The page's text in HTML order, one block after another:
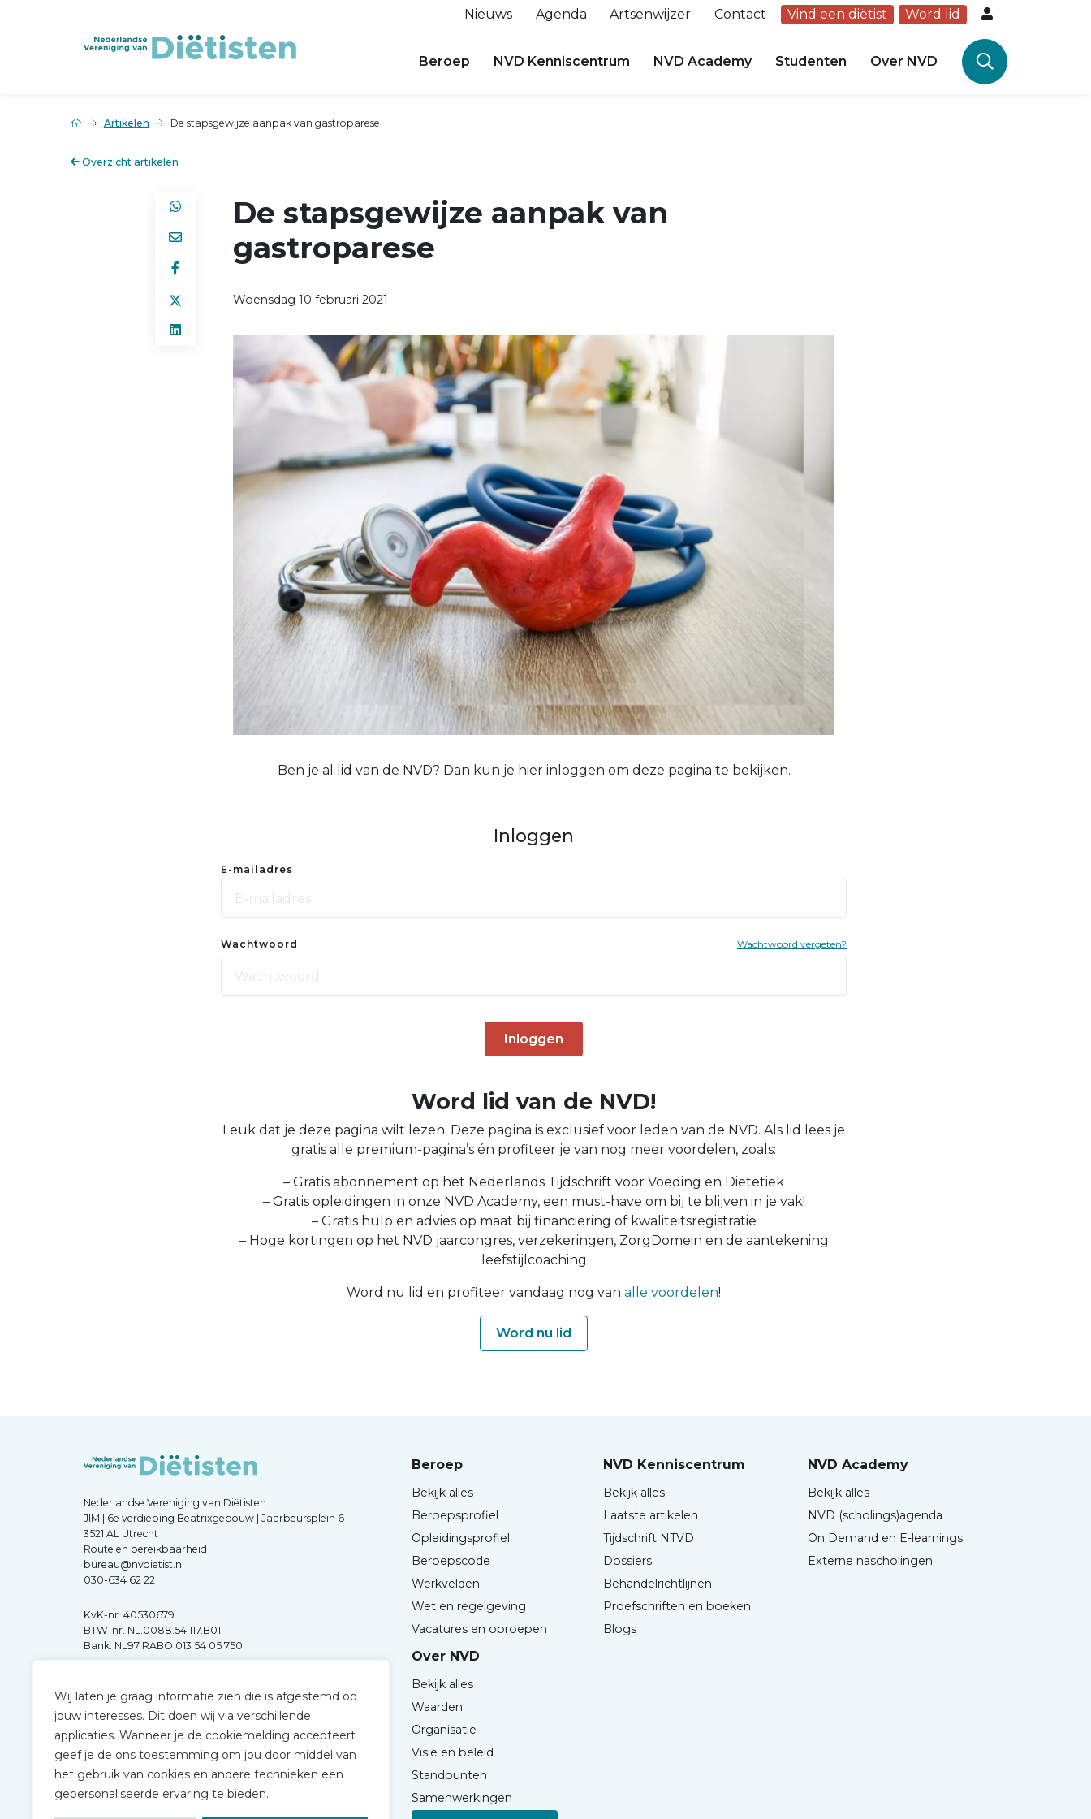
Wij laten je graag informatie zien die is afgestemd op
jouw interesses. Dit doen wij via verschillende
applicaties. Wanneer je de cookiemelding accepteert
geef je de ons toestemming om jou door middel van
het gebruik van cookies en andere technieken een
gepersonaliseerde ervaring te bieden.
Nieuws Agenda Artsenwijzer Contact Vind een diëtist Word lid
Beroep NVD Kenniscentrum NVD Academy Studenten Over NVD
Artikelen De stapsgewijze aanpak van gastroparese
Overzicht artikelen
De stapsgewijze aanpak van
gastroparese
Woensdag 10 februari 2021
Ben je al lid van de NVD? Dan kun je hier inloggen om deze pagina te bekijken.
Inloggen
E-mailadres
Wachtwoord Wachtwoord vergeten?
Inloggen
Word lid van de NVD!
Leuk dat je deze pagina wilt lezen. Deze pagina is exclusief voor leden van de NVD. Als lid lees je
gratis alle premium-pagina’s én profiteer je van nog meer voordelen, zoals:
– Gratis abonnement op het Nederlands Tijdschrift voor Voeding en Diëtetiek
– Gratis opleidingen in onze NVD Academy, een must-have om bij te blijven in je vak!
– Gratis hulp en advies op maat bij financiering of kwaliteitsregistratie
– Hoge kortingen op het NVD jaarcongres, verzekeringen, ZorgDomein en de aantekening
leefstijlcoaching
Word nu lid en profiteer vandaag nog van alle voordelen!
Word nu lid
Nederlandse Vereniging van Diëtisten
JIM | 6e verdieping Beatrixgebouw | Jaarbeursplein 6
3521 AL Utrecht
Route en bereikbaarheid
bureau@nvdietist.nl
030-634 62 22
KvK-nr. 40530679
BTW-nr. NL.0088.54.117.B01
Bank: NL97 RABO 013 54 05 750
Beroep
Bekijk alles
Beroepsprofiel
Opleidingsprofiel
Beroepscode
Werkvelden
Wet en regelgeving
Vacatures en oproepen
NVD Kenniscentrum
Bekijk alles
Laatste artikelen
Tijdschrift NTVD
Dossiers
Behandelrichtlijnen
Proefschriften en boeken
Blogs
NVD Academy
Bekijk alles
NVD (scholings)agenda
On Demand en E-learnings
Externe nascholingen
Over NVD
Bekijk alles
Waarden
Organisatie
Visie en beleid
Standpunten
Samenwerkingen